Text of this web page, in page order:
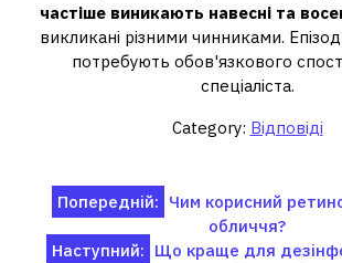
частіше виникають навесні та
викликані різними чинниками.
потребують обов'язкового
спеціаліста.
Category: Відповіді
Навігація
записів
Попередній: Чим корисний
обличчя?
Наступний: Що краще для